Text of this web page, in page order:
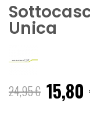
Unica
24,95 € Prezzo
speciale